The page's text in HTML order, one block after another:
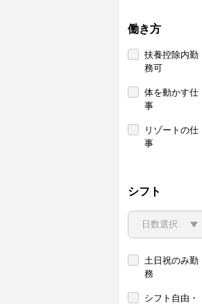
働き方
扶養控除内勤
務可
体を動かす仕
事
リゾートの仕
事
シフト
土日祝のみ勤
務
シフト自由・